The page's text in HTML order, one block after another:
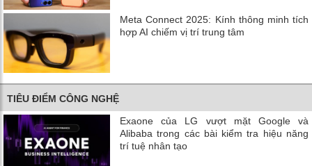
Meta Connect 2025: Kính thông minh tích
hợp AI chiếm vị trí trung tâm
TIÊU ĐIỂM CÔNG NGHỆ
Exaone của LG vượt mặt Google và
Alibaba trong các bài kiểm tra hiệu năng
trí tuệ nhân tạo